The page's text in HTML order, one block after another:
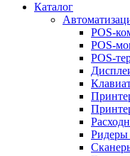
Каталог
POS-
POS-
POS-
Ридеры